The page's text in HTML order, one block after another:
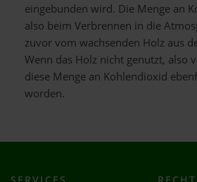
eingebunden wird. Die Menge an
also beim Verbrennen in die
zuvor vom wachsenden Holz aus
Wenn das Holz nicht genutzt, also
diese Menge an Kohlendioxid
worden.